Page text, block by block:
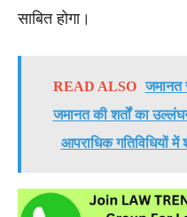
साबित होगा।
READ ALSO जमानत
जमानत की शर्तों का
आपराधिक गतिविधियों में